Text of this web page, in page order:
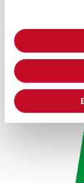
förpackningen